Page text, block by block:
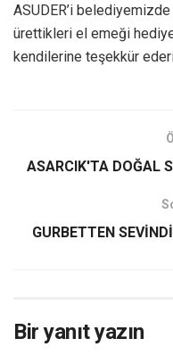
ASUDER’i belediyemizde
ürettikleri el emeği
kendilerine teşekkür
ASARCIK'TA DOĞAL
GURBETTEN
Bir yanıt yazın